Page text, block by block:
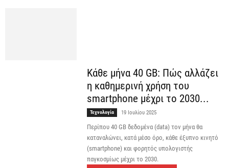
Κάθε μήνα 40 GB: Πώς αλλάζει
η καθημερινή χρήση του
smartphone μέχρι το 2030...
Τεχνολογία 19 Ιουλίου 2025
Περίπου 40 GB δεδομένα (data) τον μήνα θα
καταναλώνει, κατά μέσο όρο, κάθε έξυπνο κινητό
(smartphone) και φορητός υπολογιστής
παγκοσμίως μέχρι το 2030.